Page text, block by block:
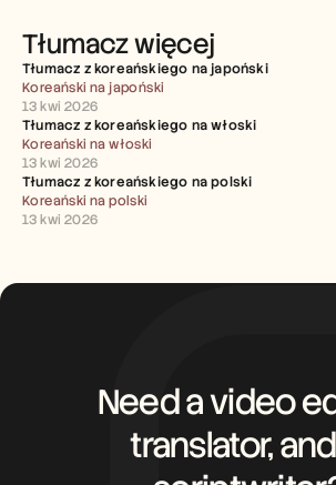
Tłumacz więcej
Tłumacz z koreańskiego na japoński
Koreański na japoński
13 kwi 2026
Tłumacz z koreańskiego na włoski
Koreański na włoski
13 kwi 2026
Tłumacz z koreańskiego na polski
Koreański na polski
13 kwi 2026
Need a video
translator,